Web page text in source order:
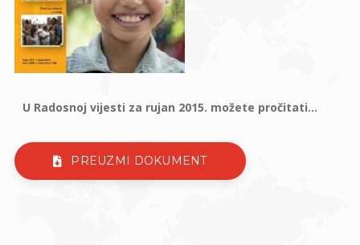
U Radosnoj vijesti za rujan 2015. možete pročitati...
PREUZMI DOKUMENT